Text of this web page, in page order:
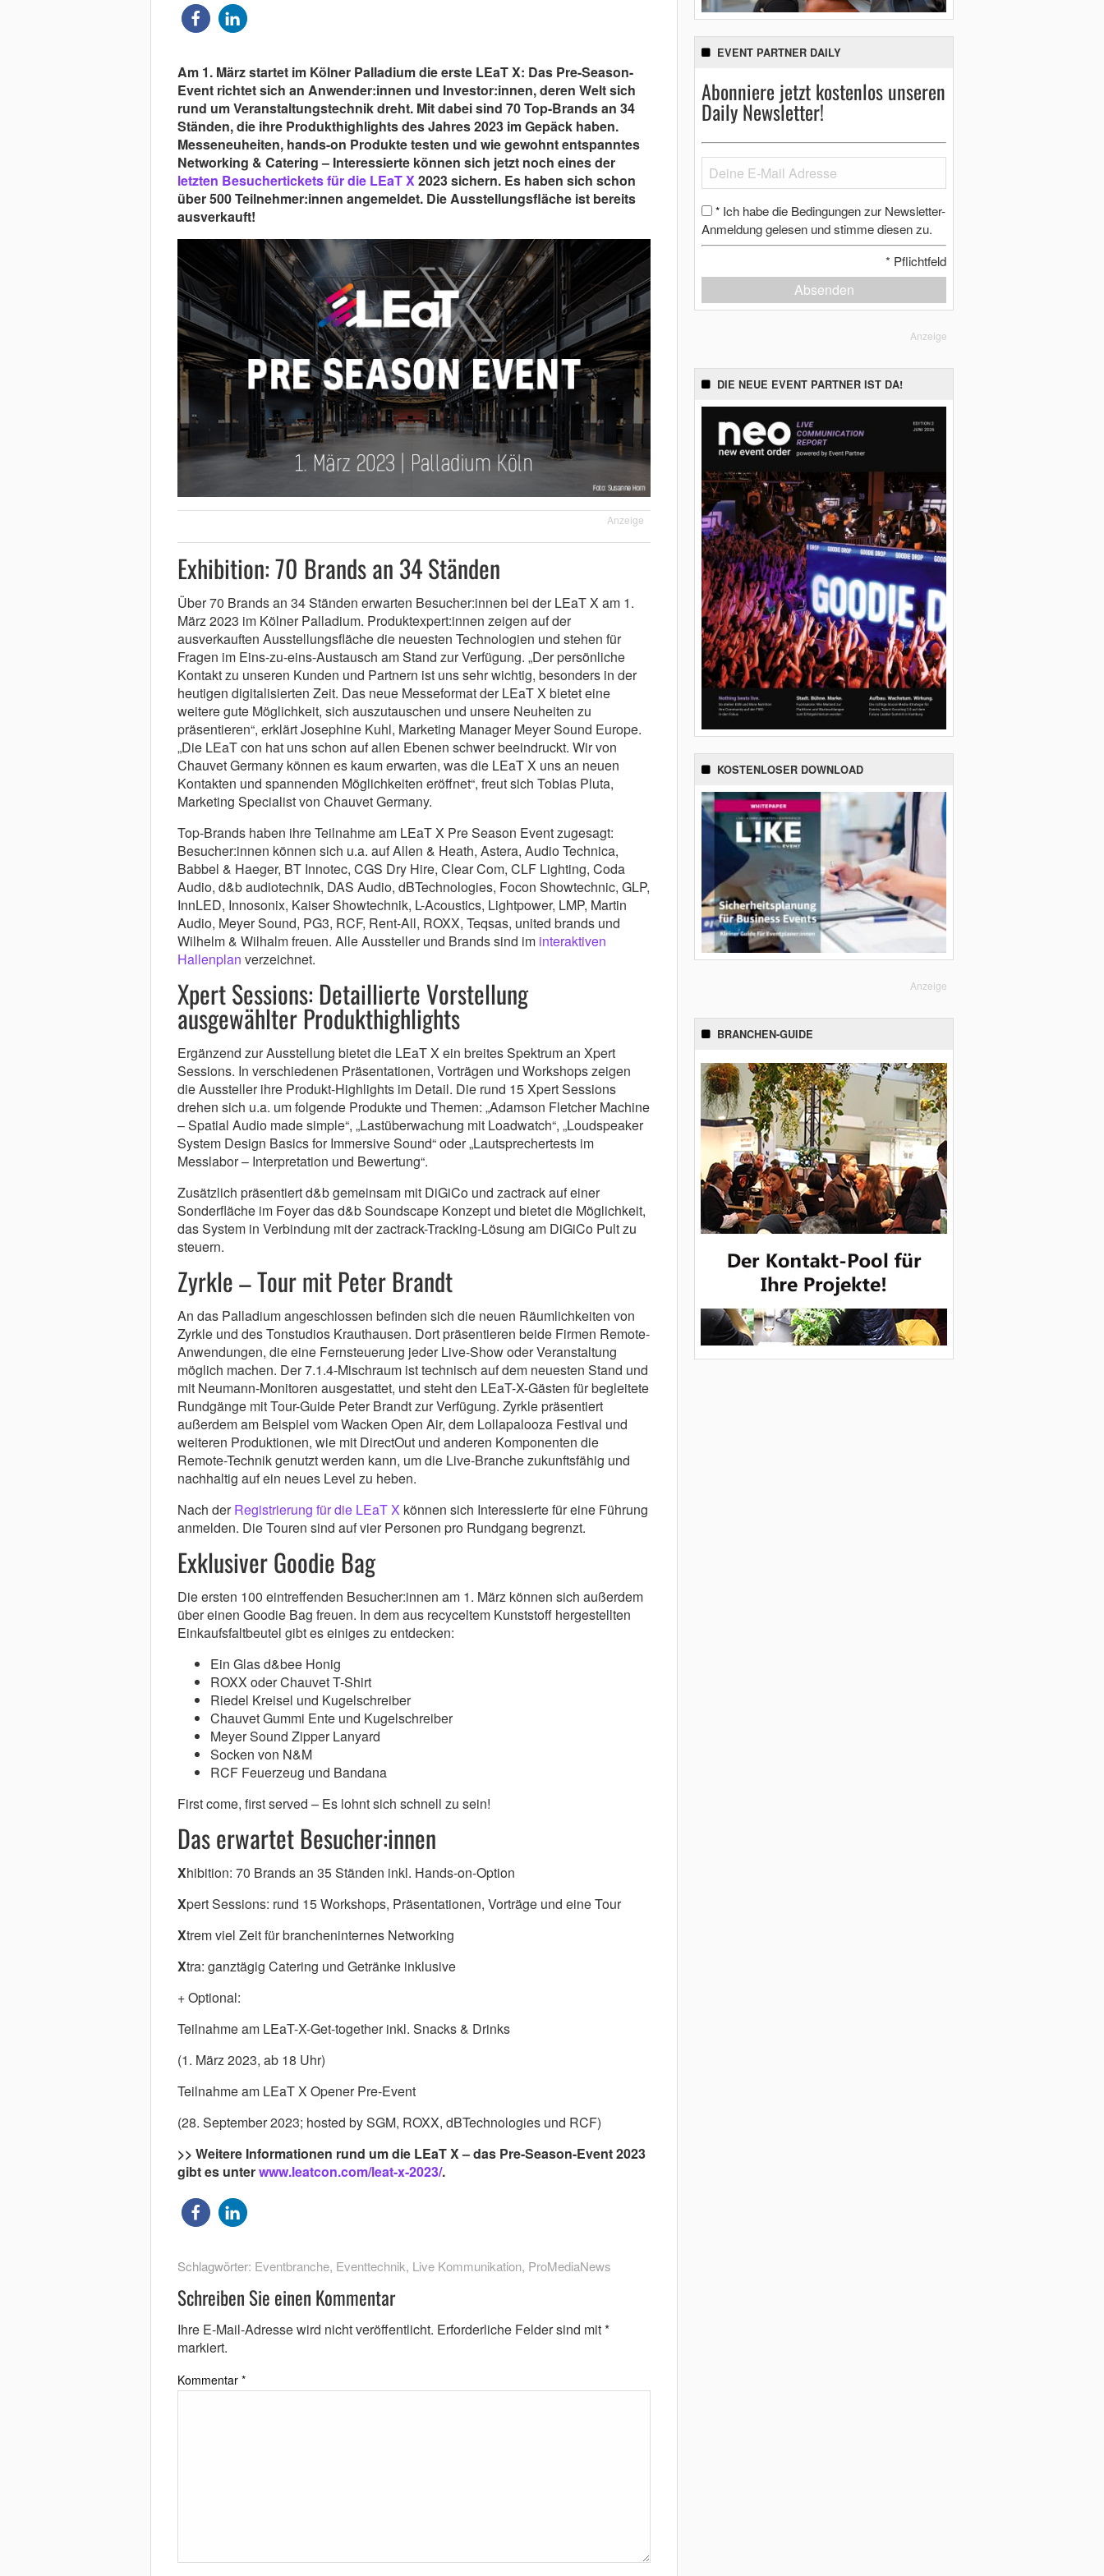
Am 1. März startet im Kölner Palladium die erste LEaT X: Das Pre-Season-
Event richtet sich an Anwender:innen und Investor:innen, deren Welt sich
rund um Veranstaltungstechnik dreht. Mit dabei sind 70 Top-Brands an 34
Ständen, die ihre Produkthighlights des Jahres 2023 im Gepäck haben.
Messeneuheiten, hands-on Produkte testen und wie gewohnt entspanntes
Networking & Catering – Interessierte können sich jetzt noch eines der
letzten Besuchertickets für die LEaT X2023 sichern. Es haben sich schon
über 500 Teilnehmer:innen angemeldet. Die Ausstellungsfläche ist bereits
ausverkauft!
Anzeige
Exhibition: 70 Brands an 34 Ständen
Über 70 Brands an 34 Ständen erwarten Besucher:innen bei der LEaT X am 1.
März 2023 im Kölner Palladium. Produktexpert:innen zeigen auf der
ausverkauften Ausstellungsfläche die neuesten Technologien und stehen für
Fragen im Eins-zu-eins-Austausch am Stand zur Verfügung. „Der persönliche
Kontakt zu unseren Kunden und Partnern ist uns sehr wichtig, besonders in der
heutigen digitalisierten Zeit. Das neue Messeformat der LEaT X bietet eine
weitere gute Möglichkeit, sich auszutauschen und unsere Neuheiten zu
präsentieren“, erklärt Josephine Kuhl, Marketing Manager Meyer Sound Europe.
„Die LEaT con hat uns schon auf allen Ebenen schwer beeindruckt. Wir von
Chauvet Germany können es kaum erwarten, was die LEaT X uns an neuen
Kontakten und spannenden Möglichkeiten eröffnet“, freut sich Tobias Pluta,
Marketing Specialist von Chauvet Germany.
Top-Brands haben ihre Teilnahme am LEaT X Pre Season Event zugesagt:
Besucher:innen können sich u.a. auf Allen & Heath, Astera, Audio Technica,
Babbel & Haeger, BT Innotec, CGS Dry Hire, Clear Com, CLF Lighting, Coda
Audio, d&b audiotechnik, DAS Audio, dBTechnologies, Focon Showtechnic, GLP,
InnLED, Innosonix, Kaiser Showtechnik, L-Acoustics, Lightpower, LMP, Martin
Audio, Meyer Sound, PG3, RCF, Rent-All, ROXX, Teqsas, united brands und
Wilhelm & Wilhalm freuen. Alle Aussteller und Brands sind im interaktiven
Hallenplan verzeichnet.
Xpert Sessions: Detaillierte Vorstellung
ausgewählter Produkthighlights
Ergänzend zur Ausstellung bietet die LEaT X ein breites Spektrum an Xpert
Sessions. In verschiedenen Präsentationen, Vorträgen und Workshops zeigen
die Aussteller ihre Produkt-Highlights im Detail. Die rund 15 Xpert Sessions
drehen sich u.a. um folgende Produkte und Themen: „Adamson Fletcher Machine
– Spatial Audio made simple“, „Lastüberwachung mit Loadwatch“, „Loudspeaker
System Design Basics for Immersive Sound“ oder „Lautsprechertests im
Messlabor – Interpretation und Bewertung“.
Zusätzlich präsentiert d&b gemeinsam mit DiGiCo und zactrack auf einer
Sonderfläche im Foyer das d&b Soundscape Konzept und bietet die Möglichkeit,
das System in Verbindung mit der zactrack-Tracking-Lösung am DiGiCo Pult zu
steuern.
Zyrkle – Tour mit Peter Brandt
An das Palladium angeschlossen befinden sich die neuen Räumlichkeiten von
Zyrkle und des Tonstudios Krauthausen. Dort präsentieren beide Firmen Remote-
Anwendungen, die eine Fernsteuerung jeder Live-Show oder Veranstaltung
möglich machen. Der 7.1.4-Mischraum ist technisch auf dem neuesten Stand und
mit Neumann-Monitoren ausgestattet, und steht den LEaT-X-Gästen für begleitete
Rundgänge mit Tour-Guide Peter Brandt zur Verfügung. Zyrkle präsentiert
außerdem am Beispiel vom Wacken Open Air, dem Lollapalooza Festival und
weiteren Produktionen, wie mit DirectOut und anderen Komponenten die
Remote-Technik genutzt werden kann, um die Live-Branche zukunftsfähig und
nachhaltig auf ein neues Level zu heben.
Nach derRegistrierung für die LEaT X können sich Interessierte für eine Führung
anmelden. Die Touren sind auf vier Personen pro Rundgang begrenzt.
Exklusiver Goodie Bag
Die ersten 100 eintreffenden Besucher:innen am 1. März können sich außerdem
über einen Goodie Bag freuen. In dem aus recyceltem Kunststoff hergestellten
Einkaufsfaltbeutel gibt es einiges zu entdecken:
Ein Glas d&bee Honig
ROXX oder Chauvet T-Shirt
Riedel Kreisel und Kugelschreiber
Chauvet Gummi Ente und Kugelschreiber
Meyer Sound Zipper Lanyard
Socken von N&M
RCF Feuerzeug und Bandana
First come, first served – Es lohnt sich schnell zu sein!
Das erwartet Besucher:innen
Xhibition: 70 Brands an 35 Ständen inkl. Hands-on-Option
Xpert Sessions: rund 15 Workshops, Präsentationen, Vorträge und eine Tour
Xtrem viel Zeit für brancheninternes Networking
Xtra: ganztägig Catering und Getränke inklusive
+ Optional:
Teilnahme am LEaT-X-Get-together inkl. Snacks & Drinks
(1. März 2023, ab 18 Uhr)
Teilnahme am LEaT X Opener Pre-Event
(28. September 2023; hosted by SGM, ROXX, dBTechnologies und RCF)
>> Weitere Informationen rund um die LEaT X – das Pre-Season-Event 2023
gibt es unterwww.leatcon.com/leat-x-2023/.
Schlagwörter: Eventbranche, Eventtechnik, Live Kommunikation, ProMediaNews
Schreiben Sie einen Kommentar
Ihre E-Mail-Adresse wird nicht veröffentlicht. Erforderliche Felder sind mit*
markiert.
Kommentar *
EVENT PARTNER DAILY
Abonniere jetzt kostenlos unseren
Daily Newsletter!
* Ich habe die Bedingungen zur Newsletter-
Anmeldung gelesen und stimme diesen zu.
* Pflichtfeld
Absenden
Anzeige
DIE NEUE EVENT PARTNER IST DA!
KOSTENLOSER DOWNLOAD
Anzeige
BRANCHEN-GUIDE